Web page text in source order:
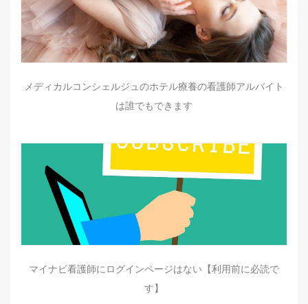
メディカルコンシェルジュのホテル療養の看護師アルバイト
は誰でもできます
マイナビ看護師にログインページはない【利用前に必読で
す】